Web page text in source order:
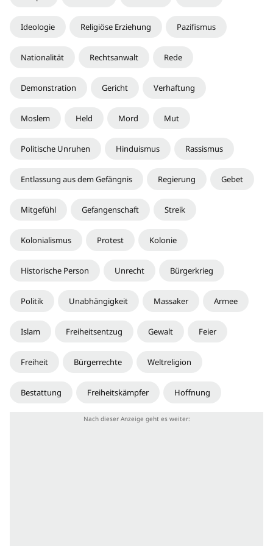
Ideologie Religiöse Erziehung Pazifismus
Nationalität Rechtsanwalt Rede
Demonstration Gericht Verhaftung
Moslem Held Mord Mut
Politische Unruhen Hinduismus Rassismus
Entlassung aus dem Gefängnis Regierung Gebet
Mitgefühl Gefangenschaft Streik
Kolonialismus Protest Kolonie
Historische Person Unrecht Bürgerkrieg
Politik Unabhängigkeit Massaker Armee
Islam Freiheitsentzug Gewalt Feier
Freiheit Bürgerrechte Weltreligion
Bestattung Freiheitskämpfer Hoffnung